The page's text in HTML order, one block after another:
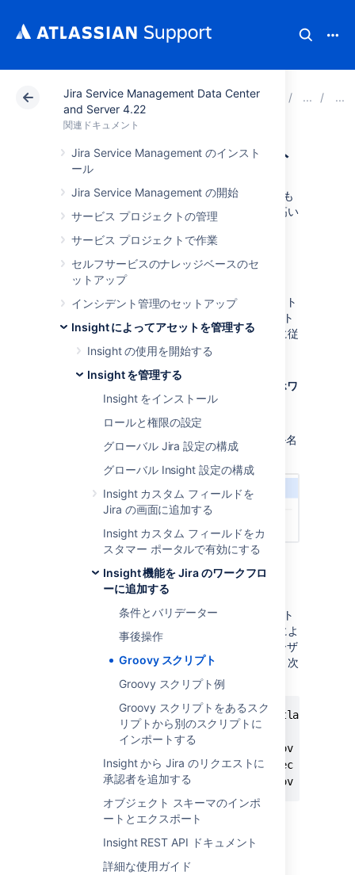
Jira Service Management Data Center
and Server 4.22
関連ドキュメント
Jira Service Management のインスト
ール
Jira Service Management の開始
サービス プロジェクトの管理
サービス プロジェクトで作業
セルフサービスのナレッジベースのセ
ットアップ
インシデント管理のセットアップ
Insight によってアセットを管理する
Insight の使用を開始する
Insight を管理する
Insight をインストール
ロールと権限の設定
グローバル Jira 設定の構成
グローバル Insight 設定の構成
Insight カスタム フィールドを
Jira の画面に追加する
Insight カスタム フィールドをカ
スタマー ポータルで有効にする
Insight 機能を Jira のワークフロ
ーに追加する
条件とバリデーター
事後操作
Groovy スクリプト
Groovy スクリプト例
Groovy スクリプトをあるスク
リプトから別のスクリプトに
インポートする
Insight から Jira のリクエストに
承認者を追加する
オブジェクト スキーマのインポ
ートとエクスポート
Insight REST API ドキュメント
詳細な使用ガイド
アトラシアン サポート 関連ドキュメント Jira
Groovy スクリプト
Groovy スクリプトは、条件とバリデーター
でも
事後操作 でも実行できます。強力で柔軟性の高い
考慮事項
それぞれの Groovy スクリプトをホワイトリスト
に追加する必要があります。Groovy スクリプト
をホワイトリストに追加するには、次の手順に従
います。
管理 > [ アプリを
ホワ
イトリスト] の順に移動します。
設定を編集] を選択します。
次の例のように、スクリプトのファイル名
とフル パスを入力します。
Groovy スクリプトが配置されているディレクト
リとサブディレクトリが、すべてのユーザーによ
って読み取り可能で、Jira を実行しているユーザ
ーによって実行可能であることを確認します。次
に例を示します。
=$ ls -al ~/Users/jira/jira-home/atlassian-
drwxr-x---   3 jira  staff    96 Nov 24
drwxr-xr-x  21 jira  staff   672 Dec  1
-rw-r--r--   1 jira  staff  2421 Nov 24 21:47
Variables